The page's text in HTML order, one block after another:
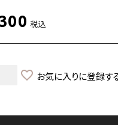
税込
お気に入りに登録す